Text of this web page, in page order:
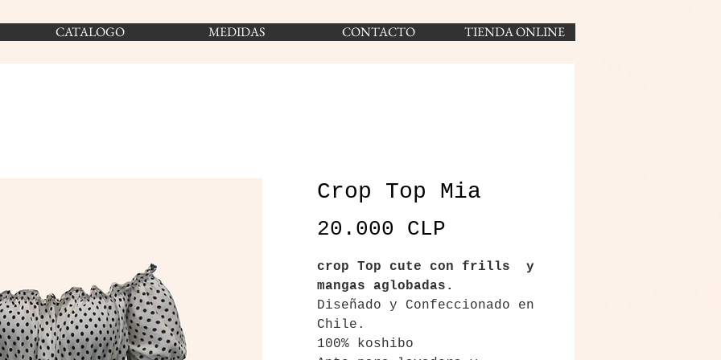
CONTACT
READY TO WEAR COUTURE MEASUREMENTS TIENDA ONLINE
CATALOGO MEDIDAS CONTACTO
Crop Top Mia
20.000 CLPPrecio
crop Top cute con frills y
mangas aglobadas.
Diseñado y Confeccionado en
Chile.
100% koshibo